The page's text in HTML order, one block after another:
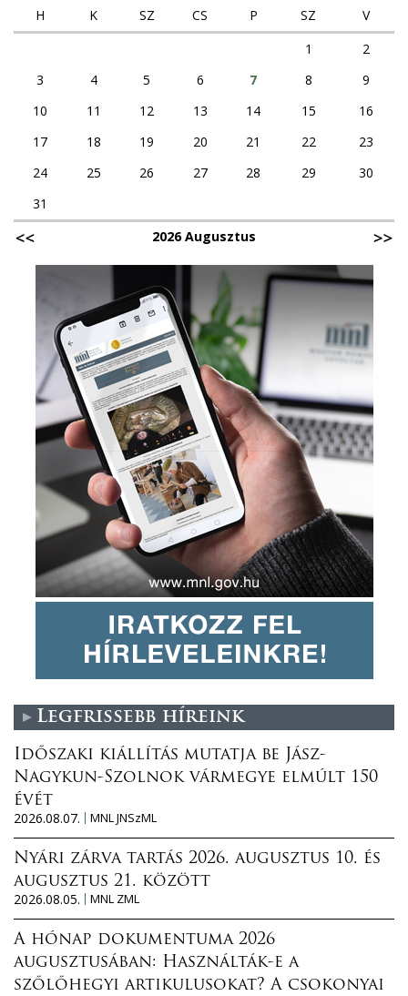
H K SZ CS P SZ
V
1
2
3
4 5 6 7 8
9
10
11 12 13 14 15
16
17
18 19 20 21 22
23
24
25 26 27 28 29
30
31
2026 Augusztus
Legfrissebb híreink
Időszaki kiállítás mutatja be Jász-
Nagykun-Szolnok vármegye elmúlt 150
évét
2026.08.07.
MNL JNSzML
Nyári zárva tartás 2026. augusztus 10. és
augusztus 21. között
2026.08.05.
MNL ZML
A hónap dokumentuma 2026
augusztusában: Használták-e a
szőlőhegyi artikulusokat? A csokonyai